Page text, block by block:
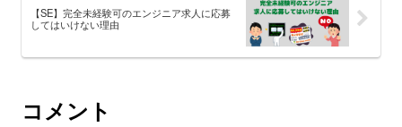
【SE】完全未経験可のエンジニア求人に応募
してはいけない理由
コメント